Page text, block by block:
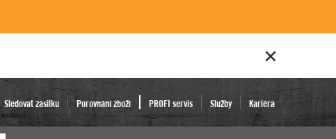
Sledovat zásilku Porovnání zboží PROFI servis Služby Kariéra